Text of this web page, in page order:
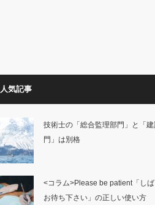
人気記事
技術士の「総合監理部門」と「建
門」は別格
<コラム>Please be patient「しば
お待ち下さい」の正しい使い方